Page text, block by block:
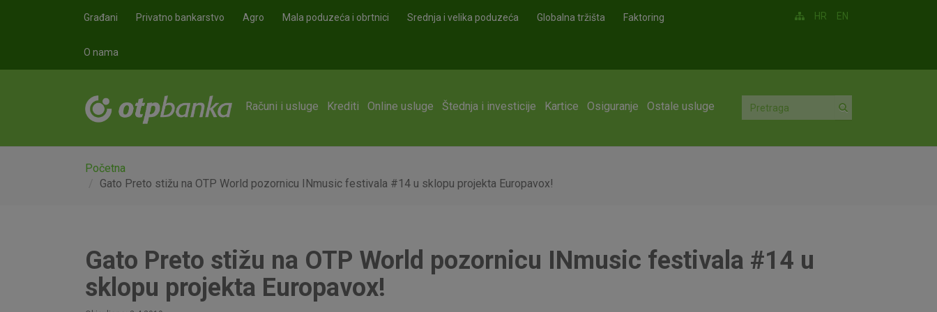
Građani Privatno bankarstvo Agro Mala poduzeća i obrtnici Srednja i velika poduzeća Globalna tržišta Faktoring
O nama
HR EN
Računi i usluge Krediti Online usluge Štednja i investicije Kartice Osiguranje Ostale usluge
Početna
Gato Preto stižu na OTP World pozornicu INmusic festivala #14 u sklopu projekta Europavox!
Gato Preto stižu na OTP World pozornicu INmusic festivala #14 u
sklopu projekta Europavox!